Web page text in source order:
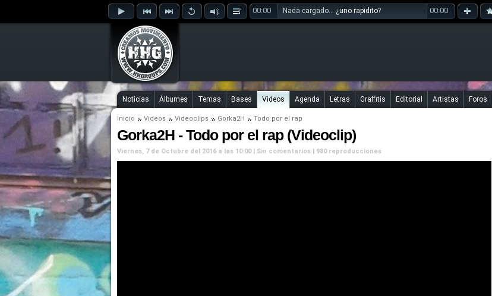
00:00 Nada cargado... ¿uno rapidito? 00:00
Noticias Álbumes Temas Bases Videos Agenda Letras Graffitis Editorial Artistas Foros
Inicio Videos Videoclips Gorka2H Todo por el rap
Gorka2H - Todo por el rap (Videoclip)
Viernes, 7 de Octubre del 2016 a las 10:00 | Sin comentarios | 980 reproducciones